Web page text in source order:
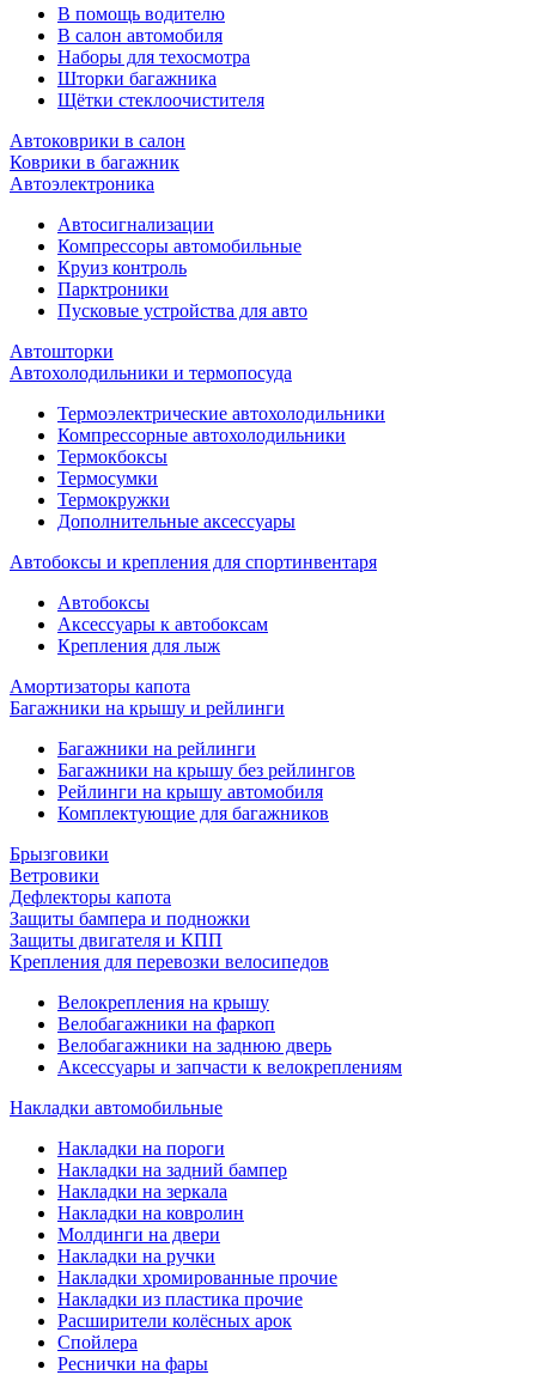
В помощь водителю
В салон автомобиля
Наборы для техосмотра
Шторки багажника
Щётки стеклоочистителя
Автоковрики в салон
Коврики в багажник
Автоэлектроника
Автосигнализации
Компрессоры автомобильные
Круиз контроль
Парктроники
Пусковые устройства для авто
Автошторки
Автохолодильники и термопосуда
Термоэлектрические автохолодильники
Компрессорные автохолодильники
Термокбоксы
Термосумки
Термокружки
Дополнительные аксессуары
Автобоксы и крепления для спортинвентаря
Автобоксы
Аксессуары к автобоксам
Крепления для лыж
Амортизаторы капота
Багажники на крышу и рейлинги
Багажники на рейлинги
Багажники на крышу без рейлингов
Рейлинги на крышу автомобиля
Комплектующие для багажников
Брызговики
Ветровики
Дефлекторы капота
Защиты бампера и подножки
Защиты двигателя и КПП
Крепления для перевозки велосипедов
Велокрепления на крышу
Велобагажники на фаркоп
Велобагажники на заднюю дверь
Аксессуары и запчасти к велокреплениям
Накладки автомобильные
Накладки на пороги
Накладки на задний бампер
Накладки на зеркала
Накладки на ковролин
Молдинги на двери
Накладки на ручки
Накладки хромированные прочие
Накладки из пластика прочие
Расширители колёсных арок
Спойлера
Реснички на фары